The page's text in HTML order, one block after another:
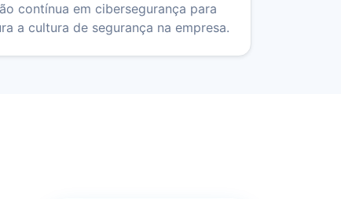
contínua em cibersegurança para
a cultura de segurança na empresa.